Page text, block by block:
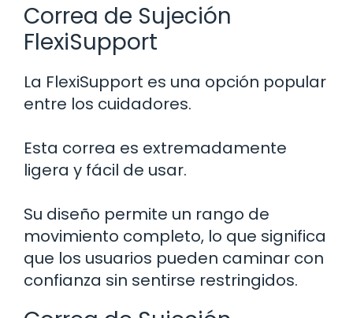
Correa de Sujeción
FlexiSupport
La FlexiSupport es una opción popular
entre los cuidadores.
Esta correa es extremadamente
ligera y fácil de usar.
Su diseño permite un rango de
movimiento completo, lo que significa
que los usuarios pueden caminar con
confianza sin sentirse restringidos.